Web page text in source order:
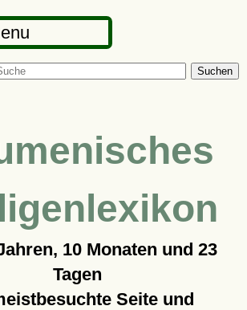
Suchen
10 Monaten und 23
Tagen
Seite und